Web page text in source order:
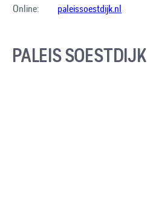
Online:
paleissoestdijk.nl
PALEIS SOESTDIJK